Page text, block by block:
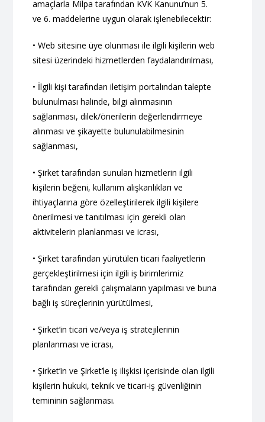
amaçlarla Milpa tarafından KVK Kanunu’nun 5.
ve 6. maddelerine uygun olarak işlenebilecektir:
• Web sitesine üye olunması ile ilgili kişilerin web
sitesi üzerindeki hizmetlerden faydalandırılması,
• İlgili kişi tarafından iletişim portalından talepte
bulunulması halinde, bilgi alınmasının
sağlanması, dilek/önerilerin değerlendirmeye
alınması ve şikayette bulunulabilmesinin
sağlanması,
• Şirket tarafından sunulan hizmetlerin ilgili
kişilerin beğeni, kullanım alışkanlıkları ve
ihtiyaçlarına göre özelleştirilerek ilgili kişilere
önerilmesi ve tanıtılması için gerekli olan
aktivitelerin planlanması ve icrası,
• Şirket tarafından yürütülen ticari faaliyetlerin
gerçekleştirilmesi için ilgili iş birimlerimiz
tarafından gerekli çalışmaların yapılması ve buna
bağlı iş süreçlerinin yürütülmesi,
• Şirket’in ticari ve/veya iş stratejilerinin
planlanması ve icrası,
• Şirket’in ve Şirket’le iş ilişkisi içerisinde olan ilgili
kişilerin hukuki, teknik ve ticari-iş güvenliğinin
temininin sağlanması.